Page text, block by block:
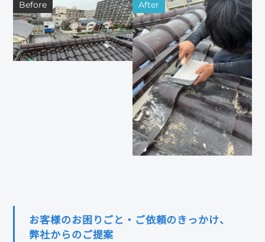
お客様のお困りごと・ご依頼のきっかけ、
弊社からのご提案